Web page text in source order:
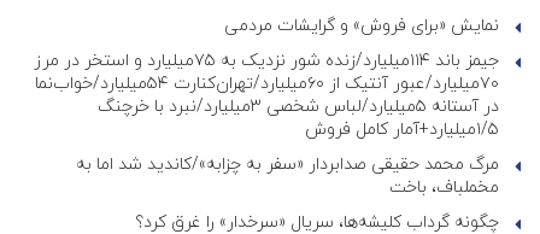
نمایش «برای فروش» و گرایشات مردمی
جیمز باند ۱۱۴میلیارد/زنده شور نزدیک به ۷۵میلیارد و استخر در مرز
۷۰میلیارد/عبور آنتیک از ۶۰میلیارد/تهران‌کنارت ۵۴میلیارد/خواب‌نما
در آستانه ۵میلیارد/لباس شخصی ۳میلیارد/نبرد با خرچنگ
۱/۵میلیارد+آمار کامل فروش
مرگ محمد حقیقی صدابردار «سفر به چزابه»/کاندید شد اما به
مخملباف، باخت
چگونه گرداب کلیشه‌ها، سریال «سرخدار» را غرق کرد؟